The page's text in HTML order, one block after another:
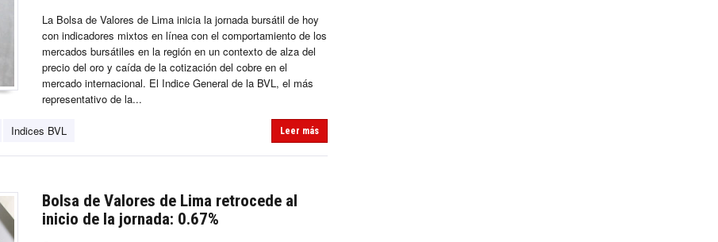
La Bolsa de Valores de Lima inicia la jornada bursátil de hoy
con indicadores mixtos en línea con el comportamiento de los
mercados bursátiles en la región en un contexto de alza del
precio del oro y caída de la cotización del cobre en el
mercado internacional. El Indice General de la BVL, el más
representativo de la...
Indices BVL Leer más
Bolsa de Valores de Lima retrocede al
inicio de la jornada: 0.67%